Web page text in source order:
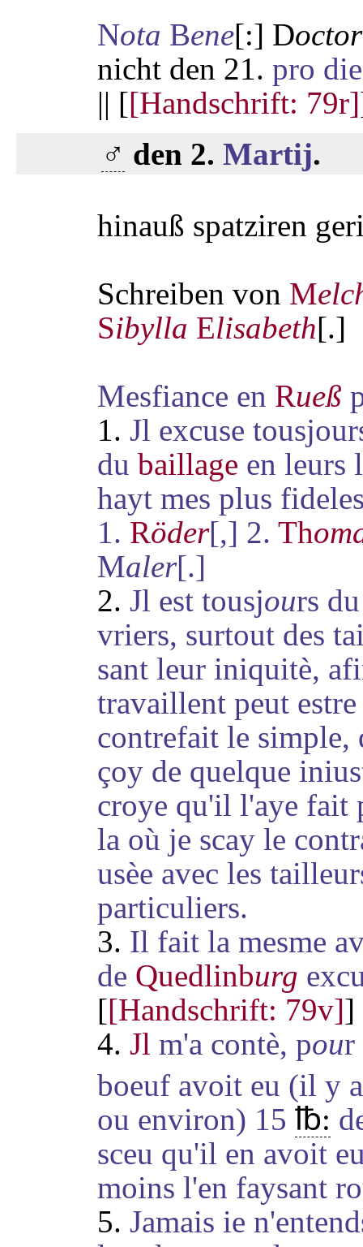
Nota Bene[:] Doctor
nicht den 21. pro
|| [[Handschrift: 79r]
♂ den 2. Martij.
hinauß spatziren
Schreiben von M
Sibylla Elisabeth[.]
Mesfiance en Rueß
1. Jl excuse
du baillage en leurs
hayt mes plus
1. Röder[,] 2. Th
Maler[.]
2. Jl est tousjours
vriers, surtout des
sant leur iniquitè,
travaillent peut
contrefait le simple,
çoy de quelque
croye qu'il l'aye fait
la où je scay le
usèe avec les
particuliers.
3. Il fait la mesme
de Quedlinburg
[[Handschrift: 79v]]
4. Jl m'a contè, pour
boeuf avoit eu (il y
ou environ) 15 ℔:
sceu qu'il en avoit
moins l'en faysant
5. Jamais ie